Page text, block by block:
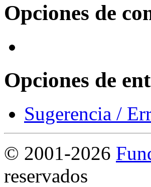
Opciones de
Opciones de
Sugerencia /
© 2001-2026
reservados